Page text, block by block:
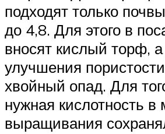
подходят только
до 4,8. Для этого в
вносят кислый торф,
улучшения
хвойный опад. Для
нужная кислотность в
выращивания